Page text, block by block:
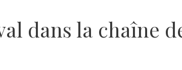
dans la chaîne